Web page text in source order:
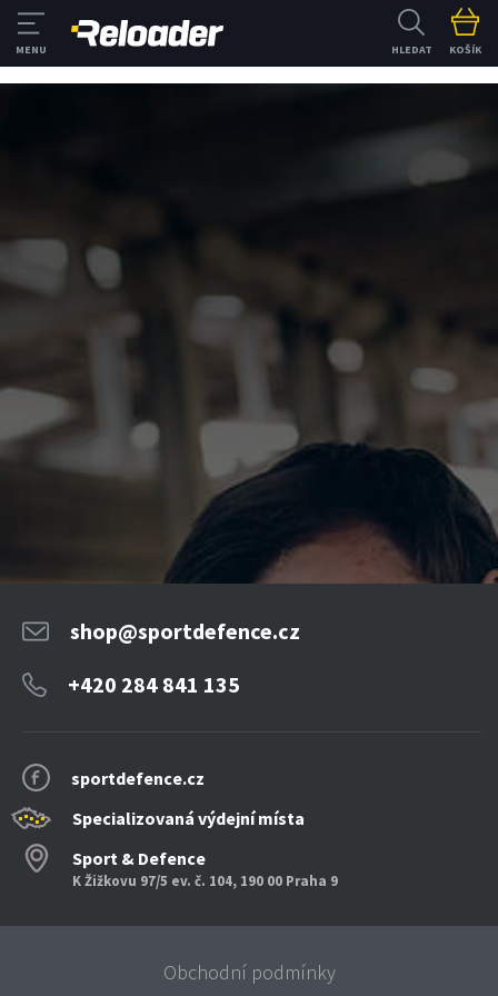
HLEDAT KOŠÍK
sportdefence.cz
Specializovaná výdejní místa
Sport & Defence
K Žižkovu 97/5 ev. č. 104, 190 00 Praha 9
shop@sportdefence.cz
+420 284 841 135
Obchodní podmínky